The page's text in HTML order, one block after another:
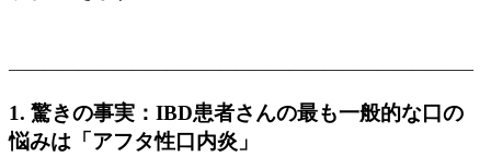
——————————————————————————–
1. 驚きの事実：IBD患者さんの最も一般的な口の
悩みは「アフタ性口内炎」